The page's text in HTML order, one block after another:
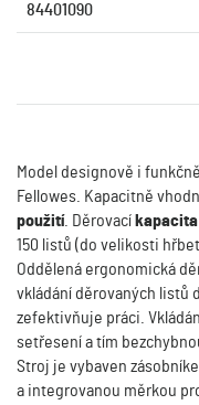
84401090
Model designově i
Fellowes. Kapacitně
použití. Děrovací
150 listů (do velikosti
Oddělená ergonomická
vkládání děrovaných listů
zefektivňuje práci.
setřesení a tím
Stroj je vybaven
a integrovanou měrkou